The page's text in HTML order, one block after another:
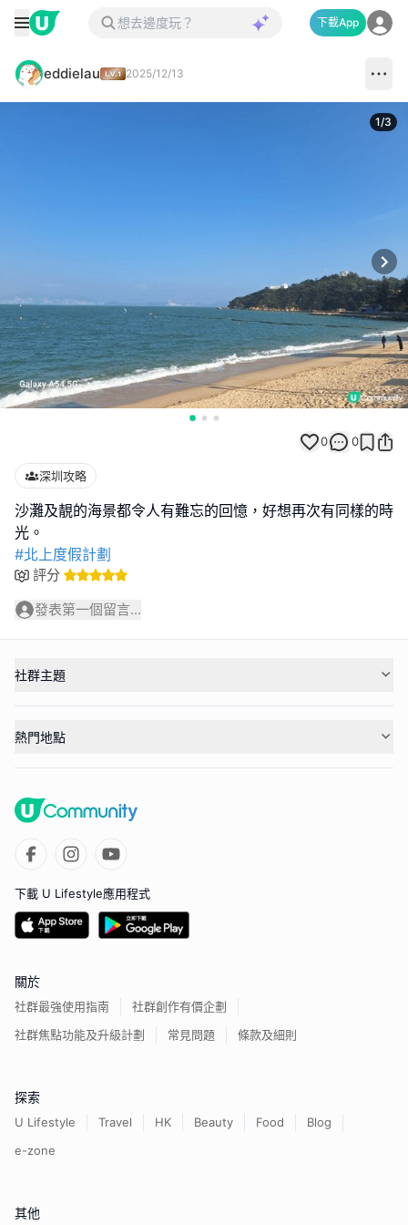
下載App
eddielau 2025/12/13
1/3
0 0
深圳攻略
沙灘及靚的海景都令人有難忘的回憶，好想再次有同樣的時
#北上度假計劃
評分
發表第一個留言...
社群主題
熱門地點
下載 U Lifestyle應用程式
關於
社群最強使用指南
社群創作有價企劃
社群焦點功能及升級計劃
常見問題 條款及細則
探索
U Lifestyle Travel HK Beauty Food
Blog
e-zone
其他